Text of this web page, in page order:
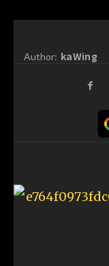
Author: kaWing